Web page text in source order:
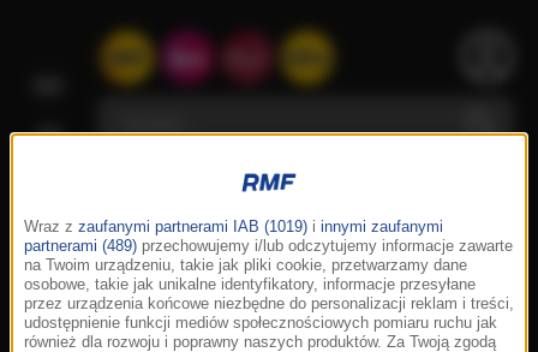
Wraz z zaufanymi partnerami IAB (1019) i innymi zaufanymi
partnerami (489) przechowujemy i/lub odczytujemy informacje zawarte
na Twoim urządzeniu, takie jak pliki cookie, przetwarzamy dane
osobowe, takie jak unikalne identyfikatory, informacje przesyłane
przez urządzenia końcowe niezbędne do personalizacji reklam i treści,
udostępnienie funkcji mediów społecznościowych pomiaru ruchu jak
również dla rozwoju i poprawny naszych produktów. Za Twoją zgodą